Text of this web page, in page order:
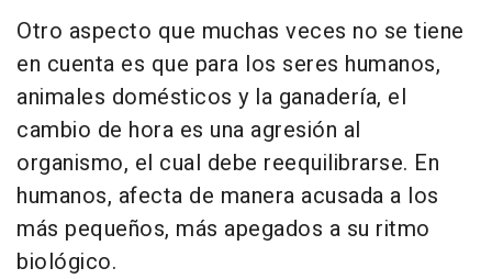
Otro aspecto que muchas veces no se tiene
en cuenta es que para los seres humanos,
animales domésticos y la ganadería, el
cambio de hora es una agresión al
organismo, el cual debe reequilibrarse. En
humanos, afecta de manera acusada a los
más pequeños, más apegados a su ritmo
biológico.